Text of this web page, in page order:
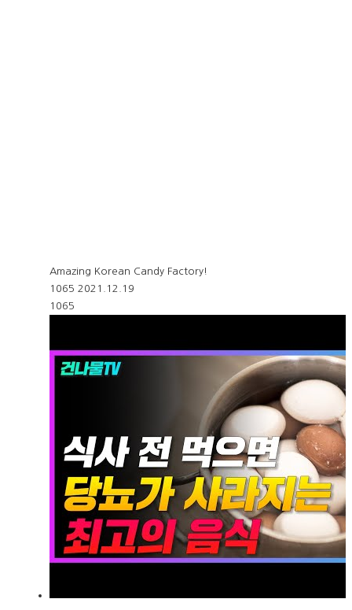
Amazing Korean Candy Factory!
1065 2021.12.19
1065